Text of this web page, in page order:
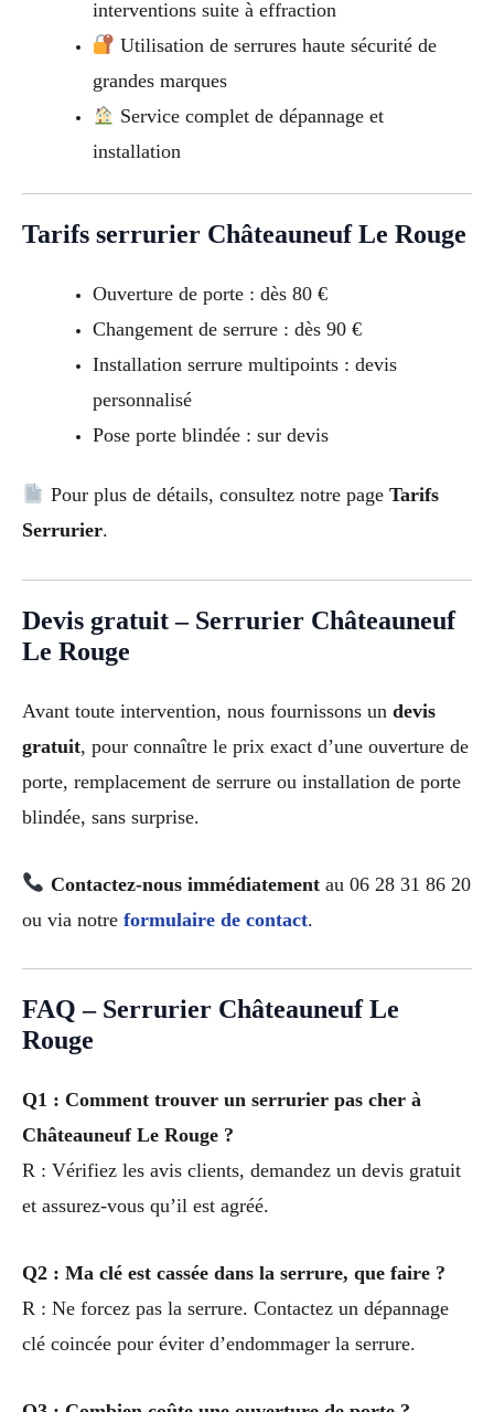
interventions suite à effraction
Utilisation de serrures haute sécurité de
grandes marques
Service complet de dépannage et
installation
Tarifs serrurier Châteauneuf Le Rouge
Ouverture de porte : dès 80 €
Changement de serrure : dès 90 €
Installation serrure multipoints : devis
personnalisé
Pose porte blindée : sur devis
Pour plus de détails, consultez notre page Tarifs
Serrurier.
Devis gratuit – Serrurier Châteauneuf
Le Rouge
Avant toute intervention, nous fournissons un devis
gratuit, pour connaître le prix exact d’une ouverture de
porte, remplacement de serrure ou installation de porte
blindée, sans surprise.
Contactez-nous immédiatementau 06 28 31 86 20
ou via notre formulaire de contact.
FAQ – Serrurier Châteauneuf Le
Rouge
Q1 : Comment trouver un serrurier pas cher à
Châteauneuf Le Rouge ?
R : Vérifiez les avis clients, demandez un devis gratuit
et assurez-vous qu’il est agréé.
Q2 : Ma clé est cassée dans la serrure, que faire ?
R : Ne forcez pas la serrure. Contactez un dépannage
clé coincée pour éviter d’endommager la serrure.